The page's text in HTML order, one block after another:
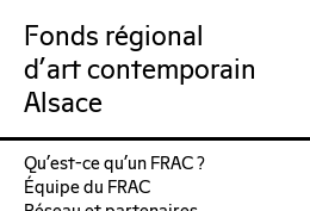
Fonds régional
d'art contemporain
Alsace
FRAC Alsace
Qu’est-ce qu’un FRAC ?
Équipe du FRAC